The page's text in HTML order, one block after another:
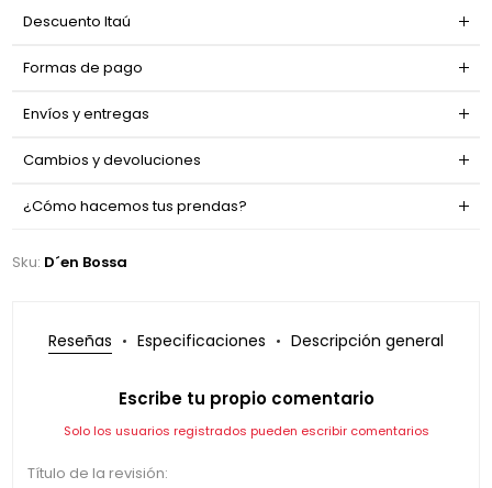
Descuento Itaú
Formas de pago
Envíos y entregas
Cambios y devoluciones
¿Cómo hacemos tus prendas?
Sku: D´en Bossa
Reseñas Especificaciones Descripción general
Escribe tu propio comentario
Solo los usuarios registrados pueden escribir comentarios
Título de la revisión: